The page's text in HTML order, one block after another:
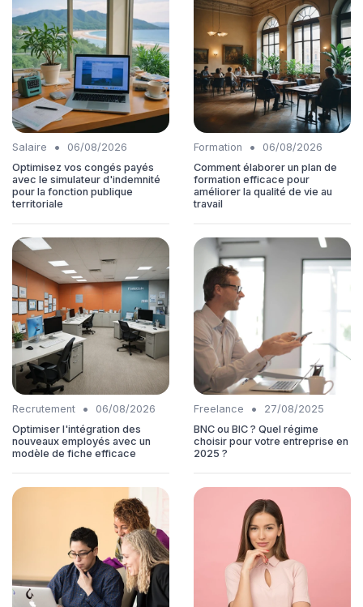
Salaire •
06/08/2026
Optimisez vos congés payés
avec le simulateur d'indemnité
pour la fonction publique
territoriale
Formation •
06/08/2026
Comment élaborer un plan de
formation efficace pour
améliorer la qualité de vie au
travail
Recrutement •
06/08/2026
Optimiser l'intégration des
nouveaux employés avec un
modèle de fiche efficace
Freelance •
27/08/2025
BNC ou BIC ? Quel régime
choisir pour votre entreprise en
2025 ?